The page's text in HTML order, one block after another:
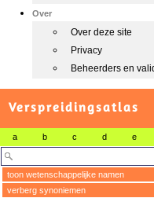
Over
Over deze site
Privacy
Beheerders en
Verspreidingsatlas
a b c d e
toon wetenschappelijke namen
verberg synoniemen